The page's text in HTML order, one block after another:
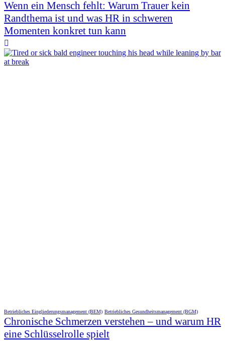
Wenn ein Mensch fehlt: Warum Trauer kein
Randthema ist und was HR in schweren
Momenten konkret tun kann

Betriebliches Eingliederungsmanagement (BEM) Betriebliches Gesundheitsmanagement (BGM)
Chronische Schmerzen verstehen – und warum HR
eine Schlüsselrolle spielt